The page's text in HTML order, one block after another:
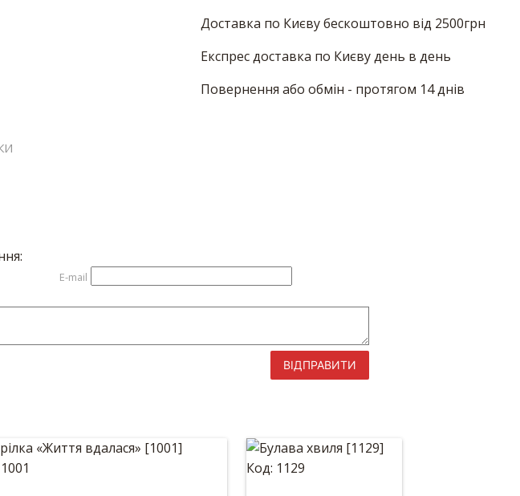
Доставка по Києву бескоштовно від 2500грн
Експрес доставка по Києву день в день
Повернення або обмін - протягом 14 днів
E-mail
ВІДПРАВИТИ
Код: 1129